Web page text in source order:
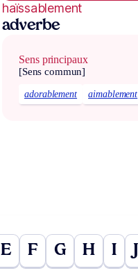
haïssablement
adverbe
Sens principaux
[Sens commun]
adorablement aimablement
E F G H I J